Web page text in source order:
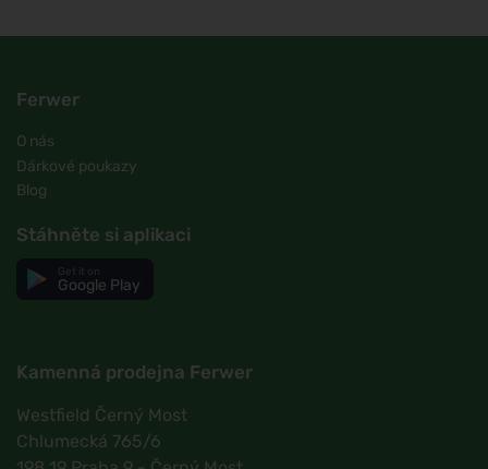
Ferwer
O nás
Dárkové poukazy
Blog
Stáhněte si aplikaci
Google Play
Kamenná prodejna Ferwer
Westfield Černý Most
Chlumecká 765/6